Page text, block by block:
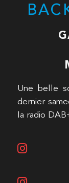
Une belle
dernier
la radio